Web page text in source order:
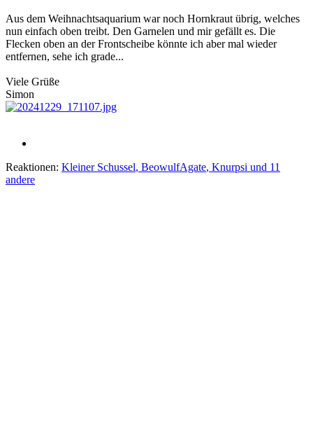
Aus dem Weihnachtsaquarium war noch Hornkraut übrig, welches
nun einfach oben treibt. Den Garnelen und mir gefällt es. Die
Flecken oben an der Frontscheibe könnte ich aber mal wieder
entfernen, sehe ich grade...
Viele Grüße
Simon
Reaktionen: Kleiner Schussel, BeowulfAgate, Knurpsi und 11
andere